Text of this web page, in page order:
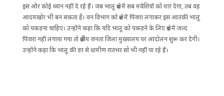
इस ओर कोई ध्यान नहीं दे रहे हैं। जब भालू क्षेत्र में सब मवेशियों को मार देगा, तब वह
आदमखोर भी बन सकता है। वन विभाग को क्षेत्र में पिंजरा लगाकर इस आतंकी भालू
को पकड़ना चाहिए। उन्होंने कहा कि यदि भालू को पकड़ने के लिए क्षेत्र में ‌जल्द
पिंजरा नहीं लगाया गया तो क्षेत्रीय जनता जिला मुख्यालय पर आंदोलन शुरू कर देगी।
उन्होंने कहा कि भालू की डर से ग्रामीण रातभर सो भी नहीं पा रहे हैं।